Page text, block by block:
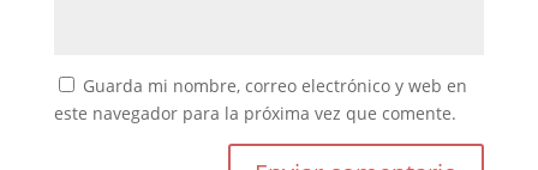
Guarda mi nombre, correo electrónico y web en
este navegador para la próxima vez que comente.